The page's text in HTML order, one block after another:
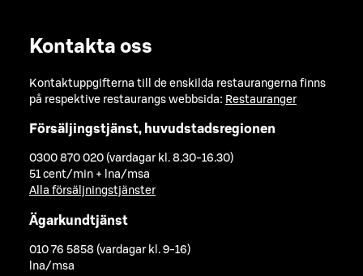
Kontakta oss
Kontaktuppgifterna till de enskilda restaurangerna finns
på respektive restaurangs webbsida: Restauranger
Försäljingstjänst, huvudstadsregionen
0300 870 020 (vardagar kl. 8.30-16.30)
51 cent/min + lna/msa
Alla försäljningstjänster
Ägarkundtjänst
010 76 5858 (vardagar kl. 9-16)
lna/msa